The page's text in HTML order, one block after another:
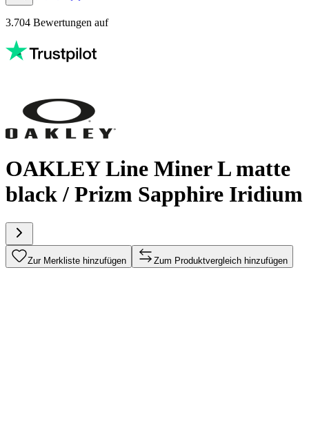
3.704 Bewertungen auf
OAKLEY Line Miner L matte
black / Prizm Sapphire Iridium
Zur Merkliste hinzufügen Zum Produktvergleich hinzufügen